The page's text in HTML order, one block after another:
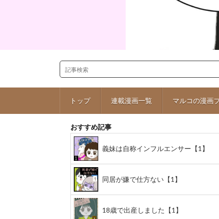
トップ 連載漫画一覧 マルコの漫画
おすすめ記事
義妹は自称インフルエンサー【1】
同居が嫌で仕方ない【1】
18歳で出産しました【1】